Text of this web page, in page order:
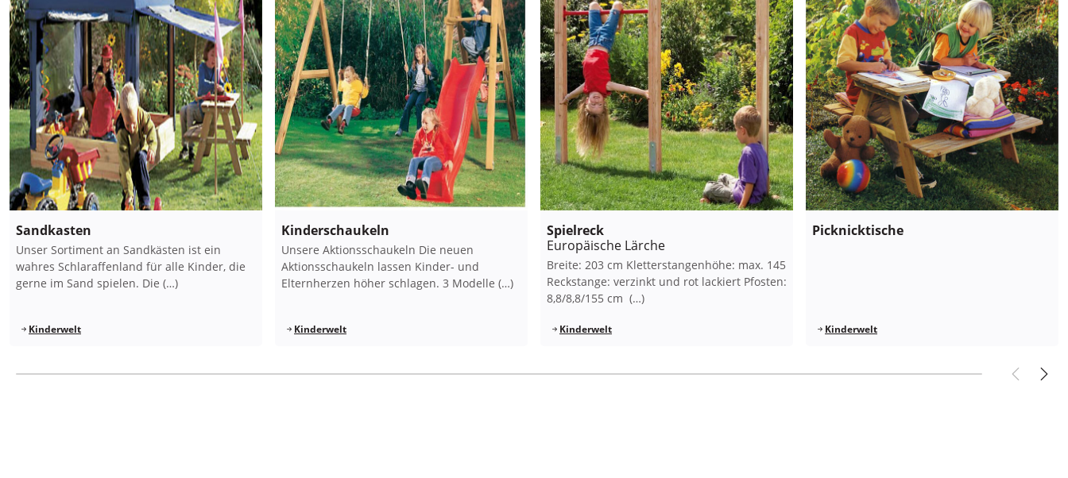
Sandkasten
Unser Sortiment an Sandkästen ist ein
wahres Schlaraffenland für alle Kinder, die
gerne im Sand spielen. Die (…)
Kinderwelt
Kinderschaukeln
Unsere Aktionsschaukeln Die neuen
Aktionsschaukeln lassen Kinder- und
Elternherzen höher schlagen. 3 Modelle (…)
Kinderwelt
Spielreck
Europäische Lärche
Breite: 203 cm Kletterstangenhöhe: max. 145
Reckstange: verzinkt und rot lackiert Pfosten:
8,8/8,8/155 cm (…)
Kinderwelt
Picknicktische
Kinderwelt